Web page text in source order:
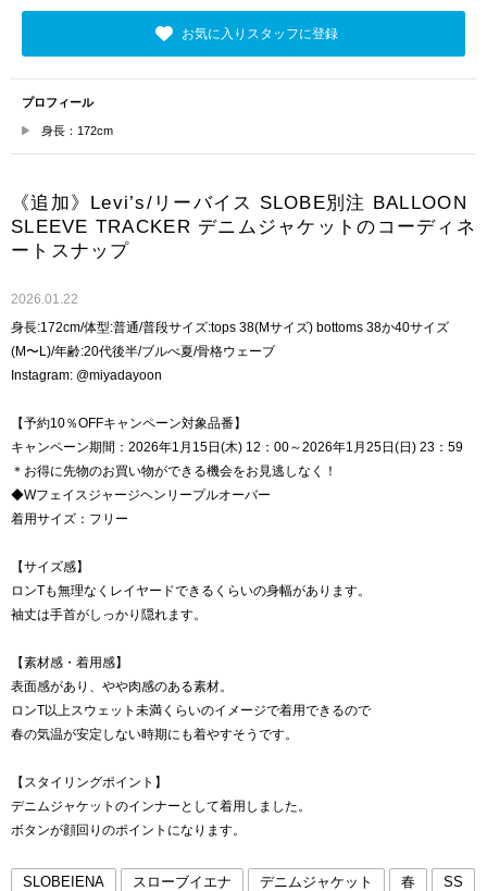
お気に入りスタッフに登録
プロフィール
身長：172cm
《追加》Levi’s/リーバイス SLOBE別注 BALLOON
SLEEVE TRACKER デニムジャケットのコーディネ
ートスナップ
2026.01.22
身長:172cm/体型:普通/普段サイズ:tops 38(Mサイズ) bottoms 38か40サイズ
(M〜L)/年齢:20代後半/ブルべ夏/骨格ウェーブ
Instagram: @miyadayoon
【予約10％OFFキャンペーン対象品番】
キャンペーン期間：2026年1月15日(木) 12：00～2026年1月25日(日) 23：59
＊お得に先物のお買い物ができる機会をお見逃しなく！
◆Wフェイスジャージヘンリープルオーバー
着用サイズ：フリー
【サイズ感】
ロンTも無理なくレイヤードできるくらいの身幅があります。
袖丈は手首がしっかり隠れます。
【素材感・着用感】
表面感があり、やや肉感のある素材。
ロンT以上スウェット未満くらいのイメージで着用できるので
春の気温が安定しない時期にも着やすそうです。
【スタイリングポイント】
デニムジャケットのインナーとして着用しました。
ボタンが顔回りのポイントになります。
SLOBEIENA スローブイエナ デニムジャケット 春 SS